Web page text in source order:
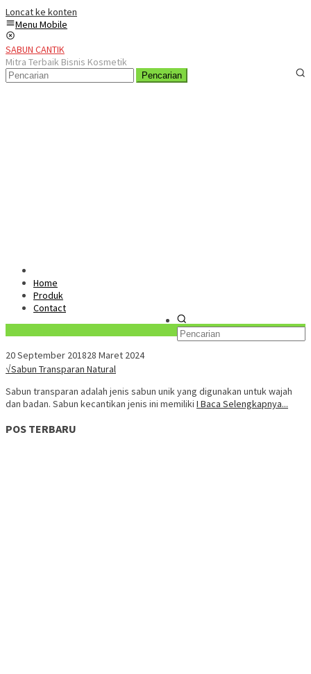
Loncat ke konten
Menu Mobile
SABUN CANTIK
Mitra Terbaik Bisnis Kosmetik
Pencarian
Home
Produk
Contact
20 September 201828 Maret 2024
√Sabun Transparan Natural
Sabun transparan adalah jenis sabun unik yang digunakan untuk wajah
dan badan. Sabun kecantikan jenis ini memiliki I Baca Selengkapnya...
POS TERBARU